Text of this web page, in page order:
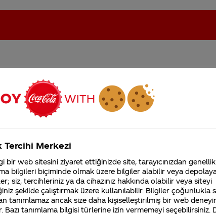
Cola'nın Filistin'de fabr... Coca-Cola’yı kim buldu?
muhasebecisi Frank Robinson’a aittir. Bu
ve kendine özgü etkili ve çarpıcı bir
Coca-Cola Şirketi
merak ettikleriniz.
Fabrikalarımız,
sertifikalarımız, faaliyet
gösterdiğimiz ülkeler,
tarihçemiz ve daha
Tercihi Merkezi
bir web sitesini ziyaret ettiğinizde site, tarayıcınızdan
bilgileri biçiminde olmak üzere bilgiler alabilir veya
siz, tercihleriniz ya da cihazınız hakkında olabilir veya siteyi
şekilde çalıştırmak üzere kullanılabilir. Bilgiler çoğunlukla
tanımlamaz ancak size daha kişiselleştirilmiş bir web
Bazı tanımlama bilgisi türlerine izin vermemeyi seçebilirsiniz.